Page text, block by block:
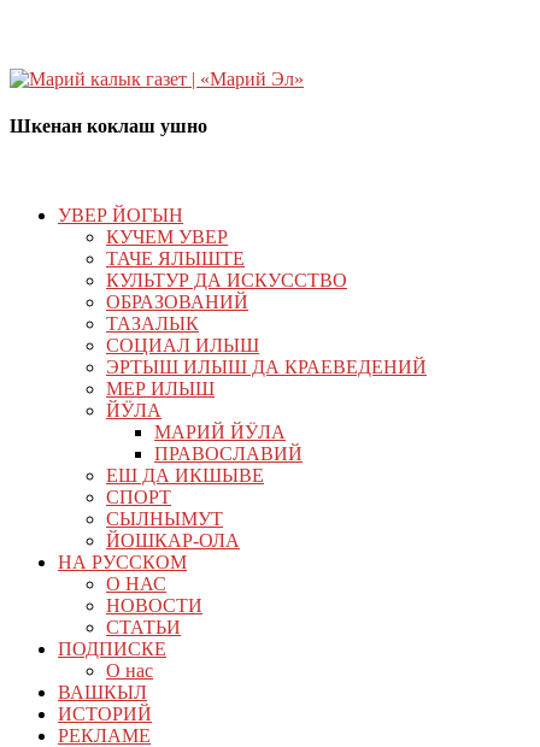
Шкенан коклаш ушно
УВЕР ЙОГЫН
КУЧЕМ УВЕР
ТАЧЕ ЯЛЫШТЕ
КУЛЬТУР ДА ИСКУССТВО
ОБРАЗОВАНИЙ
ТАЗАЛЫК
СОЦИАЛ ИЛЫШ
ЭРТЫШ ИЛЫШ ДА КРАЕВЕДЕНИЙ
МЕР ИЛЫШ
ЙӰЛА
МАРИЙ ЙӰЛА
ПРАВОСЛАВИЙ
ЕШ ДА ИКШЫВЕ
СПОРТ
СЫЛНЫМУТ
ЙОШКАР-ОЛА
НА РУССКОМ
О НАС
НОВОСТИ
СТАТЬИ
ПОДПИСКЕ
О нас
ВАШКЫЛ
ИСТОРИЙ
РЕКЛАМЕ